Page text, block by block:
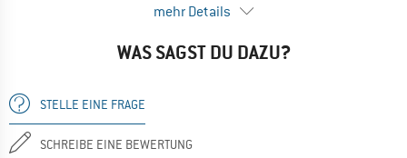
weshalb der Schnitt einfach nicht zu meinem Körper zu
auf das Lieblingsteil...
mehr Details
WAS SAGST DU DAZU?
STELLE EINE FRAGE
SCHREIBE EINE BEWERTUNG